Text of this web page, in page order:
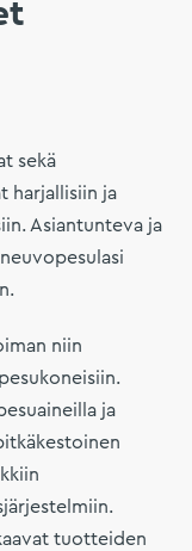
sekä
harjallisiin ja
Asiantunteva ja
niin
ja
tuotteiden